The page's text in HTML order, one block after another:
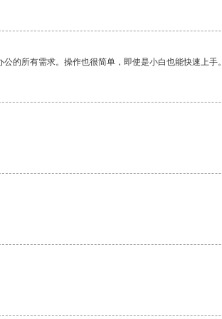
的所有需求。操作也很简单，即使是小白也能快速上手。